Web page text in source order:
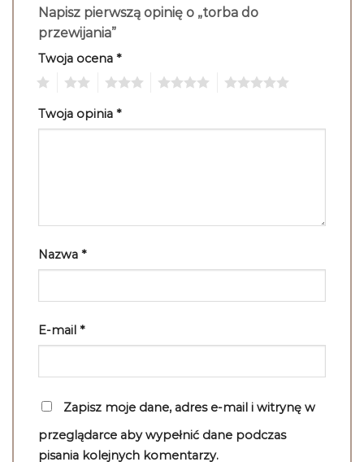
Napisz pierwszą opinię o „torba do
przewijania”
Twoja ocena *
Twoja opinia *
Nazwa *
E-mail *
Zapisz moje dane, adres e-mail i witrynę w
przeglądarce aby wypełnić dane podczas
pisania kolejnych komentarzy.